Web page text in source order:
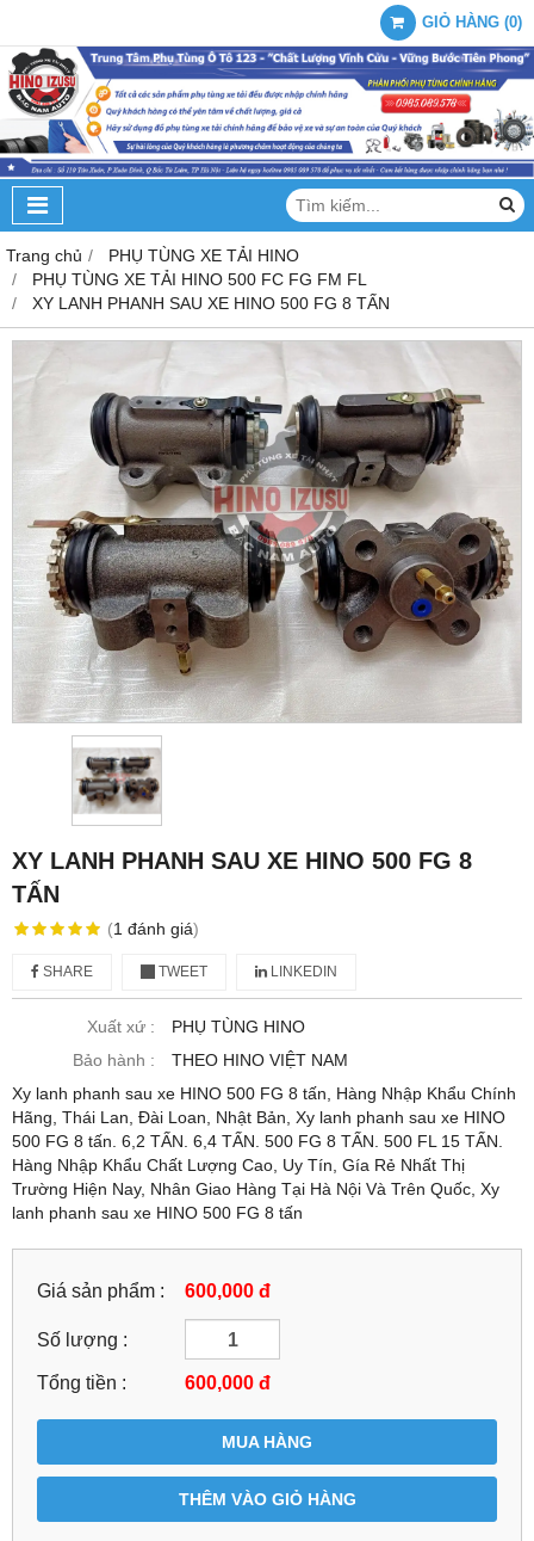
GIỎ HÀNG (0)
Trang chủ
PHỤ TÙNG XE TẢI HINO
PHỤ TÙNG XE TẢI HINO 500 FC FG FM FL
XY LANH PHANH SAU XE HINO 500 FG 8 TẤN
XY LANH PHANH SAU XE HINO 500 FG 8
TẤN
(1 đánh giá)
SHARE TWEET LINKEDIN
Xuất xứ :
PHỤ TÙNG HINO
Bảo hành :
THEO HINO VIỆT NAM
Xy lanh phanh sau xe HINO 500 FG 8 tấn, Hàng Nhập Khẩu Chính
Hãng, Thái Lan, Đài Loan, Nhật Bản, Xy lanh phanh sau xe HINO
500 FG 8 tấn. 6,2 TẤN. 6,4 TẤN. 500 FG 8 TẤN. 500 FL 15 TẤN.
Hàng Nhập Khẩu Chất Lượng Cao, Uy Tín, Gía Rẻ Nhất Thị
Trường Hiện Nay, Nhân Giao Hàng Tại Hà Nội Và Trên Quốc, Xy
lanh phanh sau xe HINO 500 FG 8 tấn
Giá sản phẩm : 600,000 đ
Số lượng :
Tổng tiền : 600,000 đ
MUA HÀNG
THÊM VÀO GIỎ HÀNG